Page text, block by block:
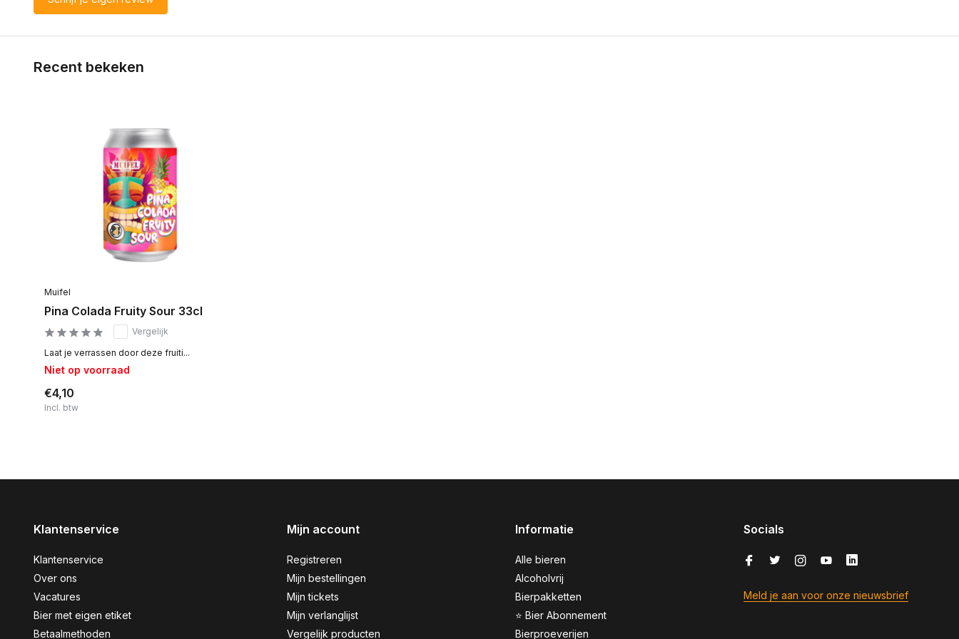
Recent bekeken
Muifel
Pina Colada Fruity Sour 33cl
Vergelijk
Laat je verrassen door deze fruiti...
Niet op voorraad
€4,10
Incl. btw
Klantenservice
Klantenservice
Over ons
Vacatures
Bier met eigen etiket
Betaalmethoden
Mijn account
Registreren
Mijn bestellingen
Mijn tickets
Mijn verlanglijst
Vergelijk producten
Informatie
Alle bieren
Alcoholvrij
Bierpakketten
⭐ Bier Abonnement
Bierproeverijen
Socials
Meld je aan voor onze nieuwsbrief